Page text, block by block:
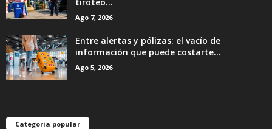
Ago 7, 2026
Entre alertas y pólizas: el vacío de
información que puede costarte...
Ago 5, 2026
Categoría popular